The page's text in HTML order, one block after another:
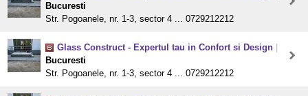
Bucuresti
Str. Pogoanele, nr. 1-3, sector 4 ... 0729212212
Glass Construct - Expertul tau in Confort si Design
Bucuresti
Str. Pogoanele, nr. 1-3, sector 4 ... 0729212212